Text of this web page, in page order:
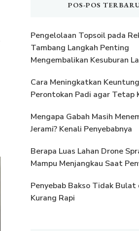
POS-POS
Pengelolaan Topsoil pada
Tambang Langkah Penting
Mengembalikan Kesuburan
Cara Meningkatkan
Perontokan Padi agar
Mengapa Gabah Masih
Jerami? Kenali Penyebabnya
Berapa Luas Lahan Drone
Mampu Menjangkau Saat
Penyebab Bakso Tidak Bulat
Kurang Rapi